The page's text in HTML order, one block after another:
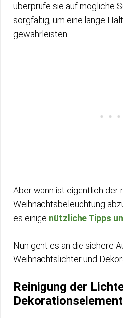
überprüfe sie auf mögliche
sorgfältig, um eine lange
gewährleisten.
Aber wann ist eigentlich der
Weihnachtsbeleuchtung
es einige nützliche Tipps
Nun geht es an die sichere
Weihnachtslichter und
Reinigung der